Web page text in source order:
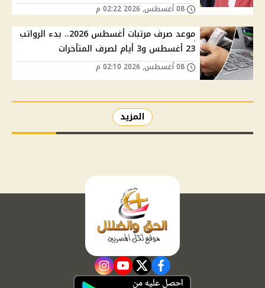
موعد صرف مرتبات أغسطس 2026.. بدء الرواتب
23 أغسطس و3 أيام لصرف المتأخرات
المزيد
facebook
twitter
youtube
instagram